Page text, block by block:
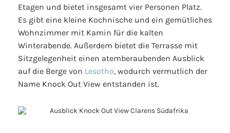
Etagen und bietet insgesamt vier Personen Platz.
Es gibt eine kleine Kochnische und ein gemütliches
Wohnzimmer mit Kamin für die kalten
Winterabende. Außerdem bietet die Terrasse mit
Sitzgelegenheit einen atemberaubenden Ausblick
auf die Berge von Lesotho, wodurch vermutlich der
Name Knock Out View entstanden ist.